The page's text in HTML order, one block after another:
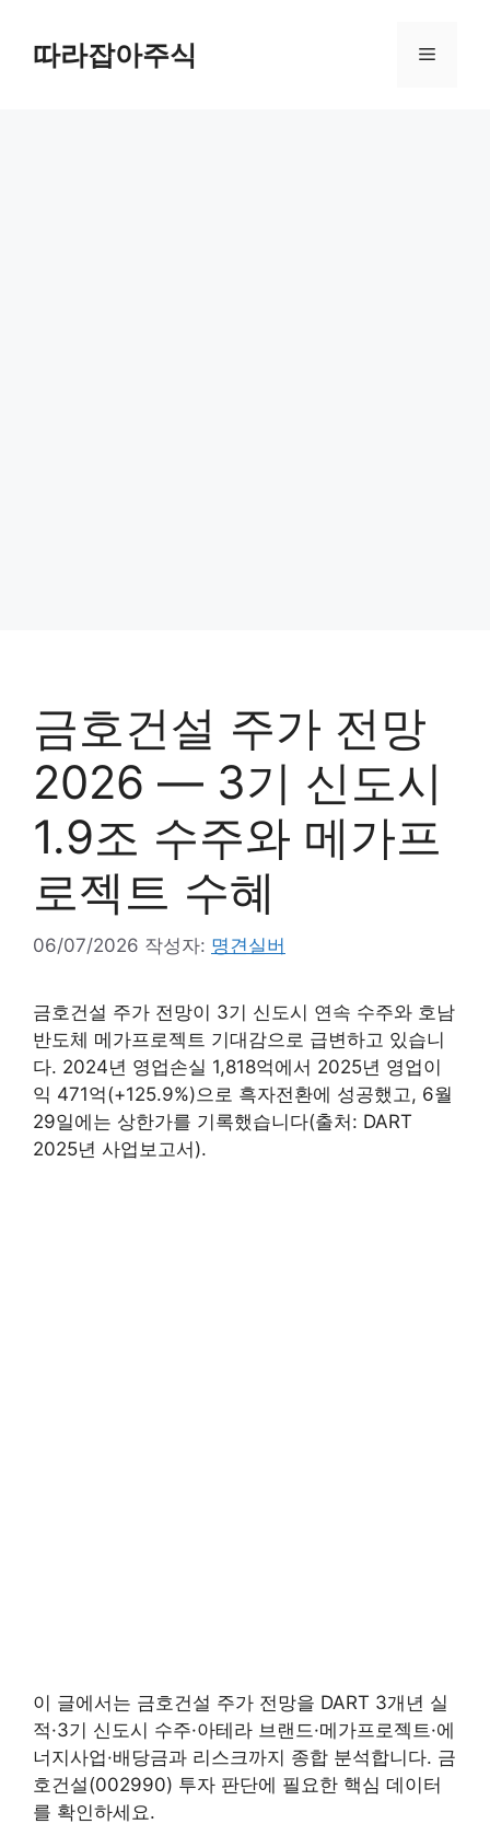
따라잡아주식 메
금호건설 주가 전망
2026 — 3기 신도시
1.9조 수주와 메가프
로젝트 수혜
06/07/2026 작성자: 명견실버
금호건설 주가 전망이 3기 신도시 연속 수주와 호남
반도체 메가프로젝트 기대감으로 급변하고 있습니
다. 2024년 영업손실 1,818억에서 2025년 영업이
익 471억(+125.9%)으로 흑자전환에 성공했고, 6월
29일에는 상한가를 기록했습니다(출처: DART
2025년 사업보고서).
이 글에서는 금호건설 주가 전망을 DART 3개년 실
적·3기 신도시 수주·아테라 브랜드·메가프로젝트·에
너지사업·배당금과 리스크까지 종합 분석합니다. 금
호건설(002990) 투자 판단에 필요한 핵심 데이터
를 확인하세요.